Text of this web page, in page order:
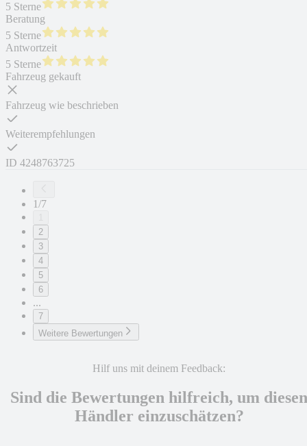
5 Sterne
Beratung
5 Sterne
Antwortzeit
5 Sterne
Fahrzeug gekauft
Fahrzeug wie beschrieben
Weiterempfehlungen
ID 4248763725
1/7
2
3
4
5
6
...
7
Weitere Bewertungen
Hilf uns mit deinem Feedback:
Sind die Bewertungen hilfreich, um diesen
Händler einzuschätzen?